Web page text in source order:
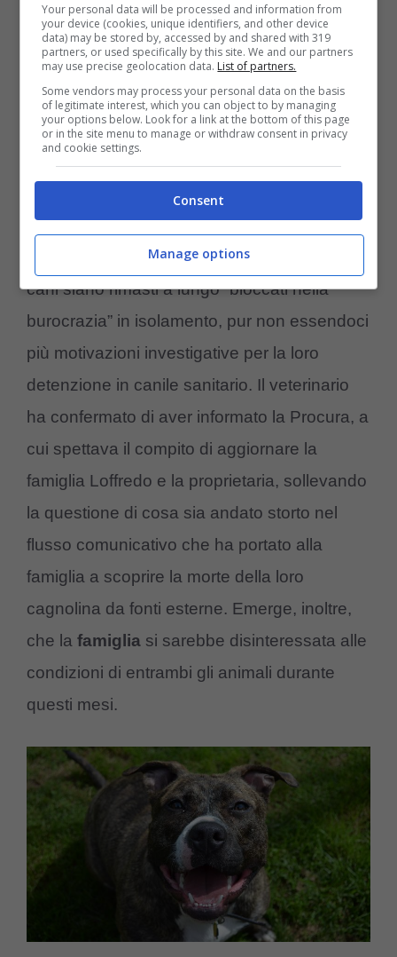
“ragioni organizzative”.
Se vuoi saperne di più, leggi un nostro
approfondimento sul tema >>>Quando
devo far indossare la museruola al cane e
in che luogo è obbligatoria?
Il dottor Nicola Ambrosio,responsabile
dell’ASL, ha evidenziato come i
cani siano rimasti a lungo “bloccati nella
burocrazia” in isolamento, pur non essendoci
più motivazioni investigative per la loro
detenzione in canile sanitario. Il veterinario
ha confermato di aver informato la Procura, a
cui spettava il compito di aggiornare la
famiglia Loffredo e la proprietaria, sollevando
la questione di cosa sia andato storto nel
flusso comunicativo che ha portato alla
famiglia a scoprire la morte della loro
cagnolina da fonti esterne. Emerge, inoltre,
che la famiglia si sarebbe disinteressata alle
condizioni di entrambi gli animali durante
questi mesi.
Your personal data will be processed and information from
your device (cookies, unique identifiers, and other device
data) may be stored by, accessed by and shared with 319
partners, or used specifically by this site. We and our partners
may use precise geolocation data. List of partners.
Some vendors may process your personal data on the basis
of legitimate interest, which you can object to by managing
your options below. Look for a link at the bottom of this page
or in the site menu to manage or withdraw consent in privacy
and cookie settings.
Consent
Manage options